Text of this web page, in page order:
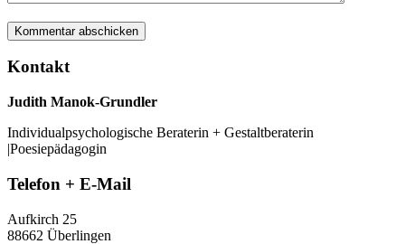
Kontakt
Judith Manok-Grundler
Individualpsychologische Beraterin + Gestaltberaterin
|Poesiepädagogin
Telefon + E-Mail
Aufkirch 25
88662 Überlingen